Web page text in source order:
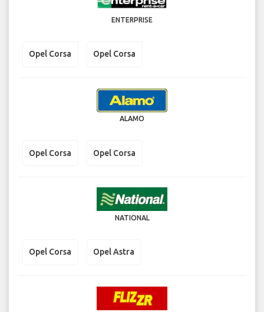
ENTERPRISE
Opel Corsa Opel Corsa
ALAMO
Opel Corsa Opel Corsa
NATIONAL
Opel Corsa Opel Astra